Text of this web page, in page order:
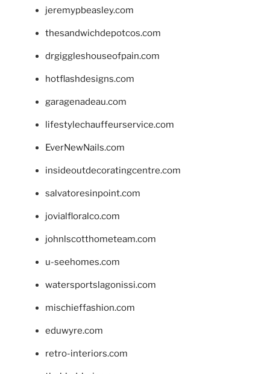
jeremypbeasley.com
thesandwichdepotcos.com
drgiggleshouseofpain.com
hotflashdesigns.com
garagenadeau.com
lifestylechauffeurservice.com
EverNewNails.com
insideoutdecoratingcentre.com
salvatoresinpoint.com
jovialfloralco.com
johnlscotthometeam.com
u-seehomes.com
watersportslagonissi.com
mischieffashion.com
eduwyre.com
retro-interiors.com